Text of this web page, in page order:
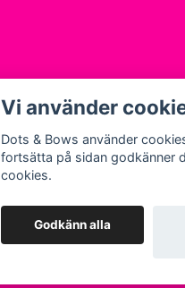
Vi använder
Dots & Bows använder
fortsätta på sidan godkänner
cookies.
Godkänn alla